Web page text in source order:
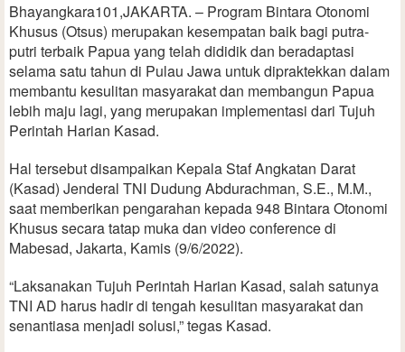
Bhayangkara101,JAKARTA. – Program Bintara Otonomi
Khusus (Otsus) merupakan kesempatan baik bagi putra-
putri terbaik Papua yang telah dididik dan beradaptasi
selama satu tahun di Pulau Jawa untuk dipraktekkan dalam
membantu kesulitan masyarakat dan membangun Papua
lebih maju lagi, yang merupakan implementasi dari Tujuh
Perintah Harian Kasad.
Hal tersebut disampaikan Kepala Staf Angkatan Darat
(Kasad) Jenderal TNI Dudung Abdurachman, S.E., M.M.,
saat memberikan pengarahan kepada 948 Bintara Otonomi
Khusus secara tatap muka dan video conference di
Mabesad, Jakarta, Kamis (9/6/2022).
“Laksanakan Tujuh Perintah Harian Kasad, salah satunya
TNI AD harus hadir di tengah kesulitan masyarakat dan
senantiasa menjadi solusi,” tegas Kasad.